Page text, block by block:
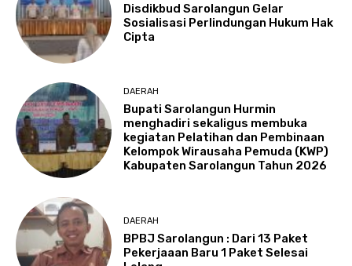
Disdikbud Sarolangun Gelar
Sosialisasi Perlindungan Hukum Hak
Cipta
DAERAH
Bupati Sarolangun Hurmin
menghadiri sekaligus membuka
kegiatan Pelatihan dan Pembinaan
Kelompok Wirausaha Pemuda (KWP)
Kabupaten Sarolangun Tahun 2026
DAERAH
BPBJ Sarolangun : Dari 13 Paket
Pekerjaaan Baru 1 Paket Selesai